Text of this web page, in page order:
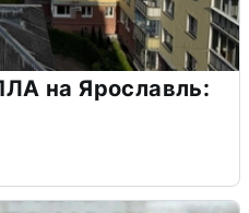
на Ярославль: